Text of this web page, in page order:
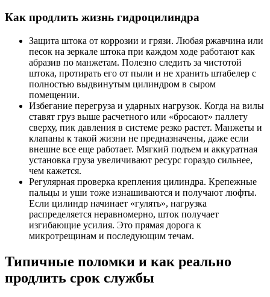
Как продлить жизнь гидроцилиндра
Защита штока от коррозии и грязи. Любая ржавчина или
песок на зеркале штока при каждом ходе работают как
абразив по манжетам. Полезно следить за чистотой
штока, протирать его от пыли и не хранить штабелер с
полностью выдвинутым цилиндром в сыром
помещении.
Избегание перегруза и ударных нагрузок. Когда на вилы
ставят груз выше расчетного или «бросают» паллету
сверху, пик давления в системе резко растет. Манжеты и
клапаны к такой жизни не предназначены, даже если
внешне все еще работает. Мягкий подъем и аккуратная
установка груза увеличивают ресурс гораздо сильнее,
чем кажется.
Регулярная проверка крепления цилиндра. Крепежные
пальцы и уши тоже изнашиваются и получают люфты.
Если цилиндр начинает «гулять», нагрузка
распределяется неравномерно, шток получает
изгибающие усилия. Это прямая дорога к
микротрещинам и последующим течам.
Типичные поломки и как реально
продлить срок службы